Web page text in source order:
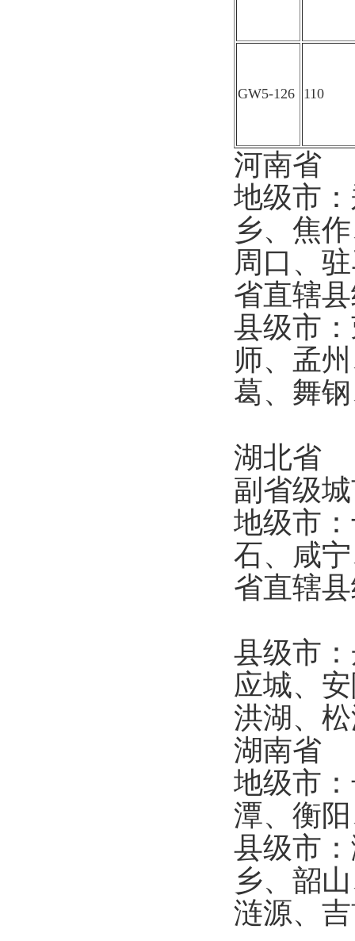
GW5-126 110
河南省
地级市
乡、焦
周口、
省直辖
县级市
师、孟
葛、舞
湖北省
副省级
地级市
石、咸
省直辖
县级市
应城、
洪湖、
湖南省
地级市
潭、衡
县级市
乡、韶
涟源、